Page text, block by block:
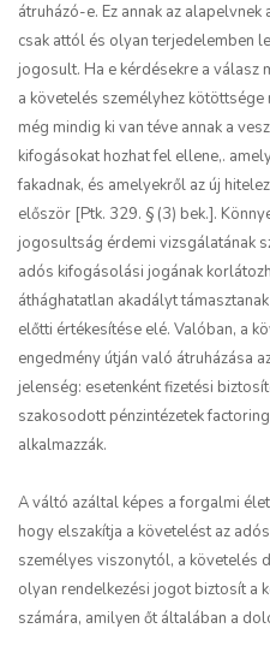
átruházó-e. Ez annak az
csak attól és olyan terjedelemben
jogosult. Ha e kérdésekre a válasz
a követelés személyhez
még mindig ki van téve annak a
kifogásokat hozhat fel ellene,.
fakadnak, és amelyekről az új
először [Ptk. 329. § (3) bek.].
jogosultság érdemi vizsgálatának
adós kifogásolási jogának
áthághatatlan akadályt
előtti értékesítése elé. Valóban, a
engedmény útján való átruházása
jelenség: esetenként fizetési
szakosodott pénzintézetek
alkalmazzák.
A váltó azáltal képes a forgalmi
hogy elszakítja a követelést az
személyes viszonytól, a követelés
olyan rendelkezési jogot biztosít a
számára, amilyen őt általában a